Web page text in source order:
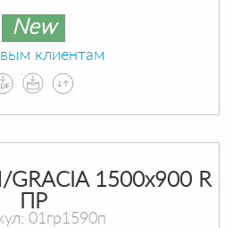
New
клиентам
1500х900 R
ПР
01гр1590п